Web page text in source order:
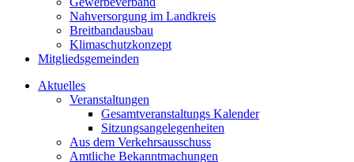
Nahversorgung im Landkreis
Breitbandausbau
Klimaschutzkonzept
Mitgliedsgemeinden
Aktuelles
Veranstaltungen
Gesamtveranstaltungs Kalender
Sitzungsangelegenheiten
Aus dem Verkehrsausschuss
Amtliche Bekanntmachungen